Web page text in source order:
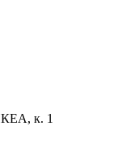
к. 1